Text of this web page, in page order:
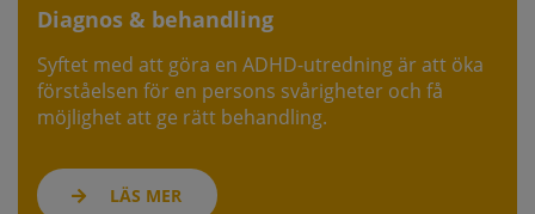
Diagnos & behandling
Syftet med att göra en ADHD-utredning är att öka
förståelsen för en persons svårigheter och få
möjlighet att ge rätt behandling.
LÄS MER